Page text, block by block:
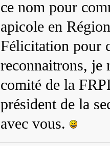
ce nom pour
apicole en
Félicitation pour
reconnaitrons, je
comité de la
président de la
avec vous.